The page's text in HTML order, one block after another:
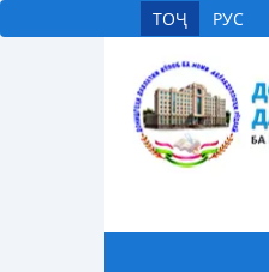
ТОҶ РУС